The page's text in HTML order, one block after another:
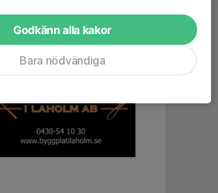
Godkänn alla kakor
Bara nödvändiga